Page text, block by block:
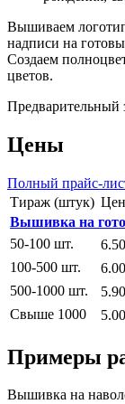
Вышиваем
надписи на
Создаем
цветов.
Предварительный
Цены
Полный прайс-
Тираж (штук)
Вышивка на
50-100 шт.
100-500 шт.
500-1000 шт.
Свыше 1000
Примеры
Вышивка на